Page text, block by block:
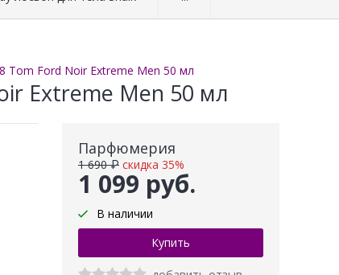
Tom Ford Noir Extreme Men 50 мл
Extreme Men 50 мл
Парфюмерия
1 099 руб.
1 690 ₽ скидка 35%
В наличии